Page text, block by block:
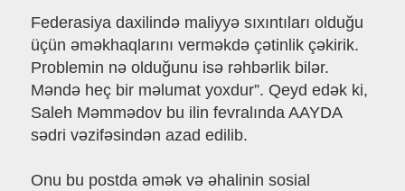
Federasiya daxilində maliyyə sıxıntıları olduğu
üçün əməkhaqlarını verməkdə çətinlik çəkirik.
Problemin nə olduğunu isə rəhbərlik bilər.
Məndə heç bir məlumat yoxdur”. Qeyd edək ki,
Saleh Məmmədov bu ilin fevralında AAYDA
sədri vəzifəsindən azad edilib.
Onu bu postda əmək və əhalinin sosial